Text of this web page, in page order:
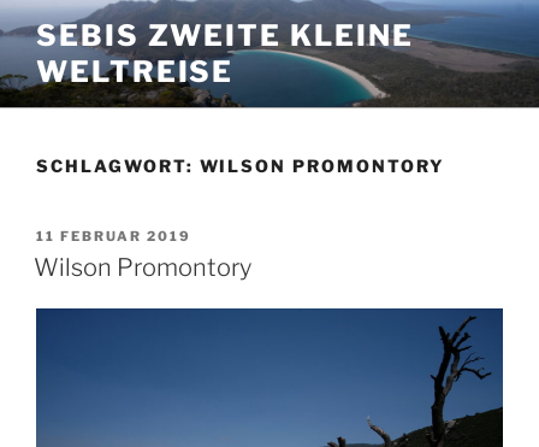
Zum
Inhalt
springen
SEBIS ZWEITE KLEINE
WELTREISE
SCHLAGWORT: WILSON PROMONTORY
VERÖFFENTLICHT
AM
11 FEBRUAR 2019
Wilson Promontory